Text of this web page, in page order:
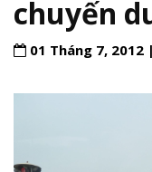
chuyến
01 Tháng 7, 2012 |